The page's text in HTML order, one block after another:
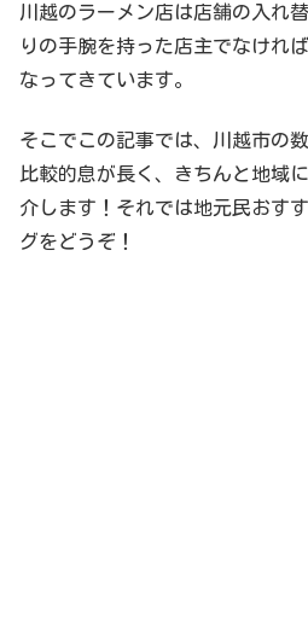
川越のラーメン店は店舗の入れ
りの手腕を持った店主でなけれ
なってきています。
そこでこの記事では、川越市の
比較的息が長く、きちんと地域
介します！それでは地元民おす
グをどうぞ！